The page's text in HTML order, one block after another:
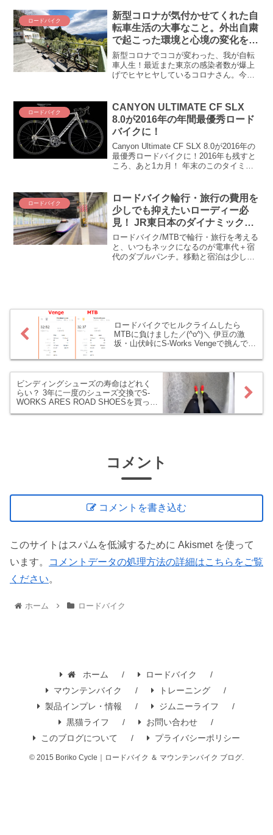
う訳で、少しの間、ブログネタ探しの旅
に出ます。皆々様、どうぞ良いお盆休み
を～
ロードバイク
新型コロナが気付かせてくれた自
転車生活の大事なこと。外出自粛
で起こった環境と心境の変化を振
り返る
新型コロナでココが変わった、我が自転
車人生！最近また東京の感染者数が爆上
げでヒヤヒヤしているコロナさん。今の
_-;) 終わるのかどうかはさておき、僕ら
のこの半年...
ロードバイク
CANYON ULTIMATE CF SLX
8.0が2016年の年間最優秀ロード
バイクに！
Canyon Ultimate CF SLX 8.0が2016年の
最優秀ロードバイクに！2016年も残すと
ころ、あと1カ月！ 年末のこのタイミン
す。という訳で、201...
ロードバイク
ロードバイク輪行・旅行の費用を
少しでも抑えたいローディー必
見！ JR東日本のダイナミックレ
ールパックが凄い（凄い
ロードバイク/MTBで輪行・旅行を考える
と、いつもネックになるのが電車代＋宿
代のダブルパンチ。移動と宿泊は少しで
ちょっと物凄く(◎_◎;)！！
ロードバイクでヒルクライムしたら
MTBに負けました／(^o^)＼ 伊豆の激
坂・山伏峠にS-Works Vengeで挑んでみ
ビンディングシューズの寿命はどれく
らい？ 3年に一度のシューズ交換でS-
WORKS ARES ROAD SHOESを買って
コメント
コメントを書き込む
このサイトはスパムを低減するために Akismet を使って
います。
コメントデータの処理方法の詳細はこちらをご覧
ください。
ホーム ロードバイク
ホーム
ロードバイク
マウンテンバイク
トレーニング
製品インプレ・情報
ジムニーライフ
黒猫ライフ
お問い合わせ
このブログについて
プライバシーポリシー
© 2015 Boriko Cycle｜ロードバイク ＆ マウンテンバイク ブログ.